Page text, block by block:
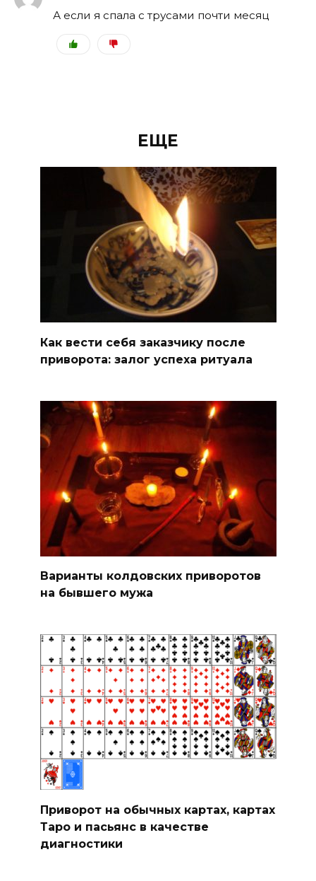
А если я спала с трусами почти месяц
ЕЩЕ
Как вести себя заказчику после
приворота: залог успеха ритуала
Варианты колдовских приворотов
на бывшего мужа
Приворот на обычных картах, картах
Таро и пасьянс в качестве
диагностики